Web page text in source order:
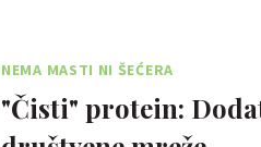
NEMA MASTI NI ŠEĆERA
"Čisti" protein: